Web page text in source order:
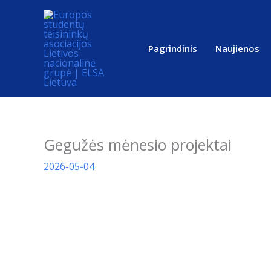
Pagrindinis Naujienos
Gegužės mėnesio projektai
2026-05-04